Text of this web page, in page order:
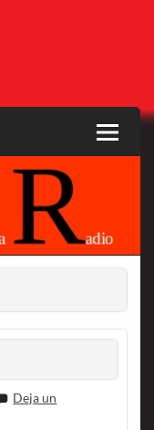
Deja un